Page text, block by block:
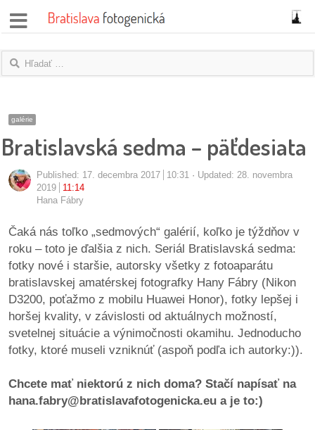
správy
názory
blogy
rozhovory
protesty
granty
pozvánky
Historický
zákony
galérie
Bratislavská sedma – päťdesiata
Published: 17. decembra 2017 10:31
Updated: 28. novembra
2019
11:14
Hana Fábry
Čaká nás toľko „sedmových“ galérií, koľko je týždňov v
roku – toto je ďalšia z nich. Seriál Bratislavská sedma:
fotky nové i staršie, autorsky všetky z fotoaparátu
bratislavskej amatérskej fotografky Hany Fábry (Nikon
D3200, poťažmo z mobilu Huawei Honor), fotky lepšej i
horšej kvality, v závislosti od aktuálnych možností,
svetelnej situácie a výnimočnosti okamihu. Jednoducho
fotky, ktoré museli vzniknúť (aspoň podľa ich autorky:)).
Chcete mať niektorú z nich doma? Stačí napísať na
hana.fabry@bratislavafotogenicka.eu a je to:)